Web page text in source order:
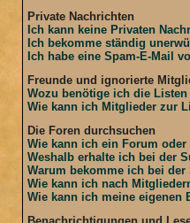
Private Nachrichten
Ich kann keine Privaten
Ich bekomme ständig
Ich habe eine Spam-E-Mail
Freunde und ignorierte
Wozu benötige ich die
Wie kann ich Mitglieder zur
Die Foren durchsuchen
Wie kann ich ein Forum
Weshalb erhalte ich bei der
Warum bekomme ich bei der
Wie kann ich nach
Wie kann ich meine eigenen